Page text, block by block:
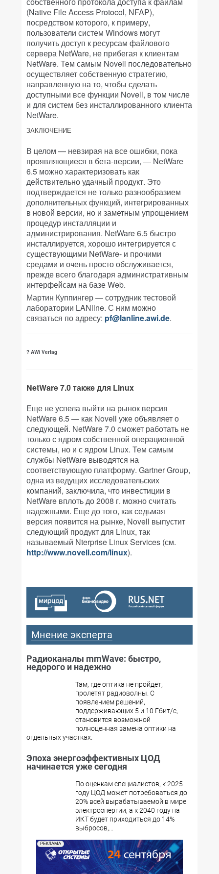
(Native File Access Protocol, NFAP),
посредством которого, к примеру,
пользователи систем Windows могут
получить доступ к ресурсам файлового
сервера NetWare, не прибегая к клиентам
NetWare. Тем самым Novell последовательно
осуществляет собственную стратегию,
направленную на то, чтобы сделать
доступными все функции Novell, в том числе
и для систем без инсталлированного клиента
NetWare.
ЗАКЛЮЧЕНИЕ
В целом — невзирая на все ошибки, пока
проявляющиеся в бета-версии, — NetWare
6.5 можно характеризовать как
действительно удачный продукт. Это
подтверждается не только разнообразием
дополнительных функций, интегрированных
в новой версии, но и заметным упрощением
процедур инсталляции и
администрирования. NetWare 6.5 быстро
инсталлируется, хорошо интегрируется с
существующими NetWare- и прочими
средами и очень просто обслуживается,
прежде всего благодаря административным
интерфейсам на базе Web.
Мартин Куппингер — сотрудник тестовой
лаборатории LANline. С ним можно
связаться по адресу: pf@lanline.awi.de.
? AWi Verlag
NetWare 7.0 также для Linux
Еще не успела выйти на рынок версия
NetWare 6.5 — как Novell уже объявляет о
следующей. NetWare 7.0 сможет работать не
только с ядром собственной операционной
системы, но и с ядром Linux. Тем самым
службы NetWare выводятся на
соответствующую платформу. Gartner Group,
одна из ведущих исследовательских
компаний, заключила, что инвестиции в
NetWare вплоть до 2008 г. можно считать
надежными. Еще до того, как седьмая
версия появится на рынке, Novell выпустит
следующий продукт для Linux, так
называемый Nterprise Linux Services (см.
http://www.novell.com/linux).
Мнение эксперта
Радиоканалы mmWave: быстро,
недорого и надежно
Там, где оптика не пройдет,
пролетят радиоволны. С
появлением решений,
поддерживающих 5 и 10 Гбит/с,
становится возможной
полноценная замена оптики на
отдельных участках.
Эпоха энергоэффективных ЦОД
начинается уже сегодня
По оценкам специалистов, к 2025
году ЦОД может потребоваться до
20% всей вырабатываемой в мире
электроэнергии, а к 2040 году на
ИКТ будет приходиться до 14%
выбросов,...
РЕКЛАМА